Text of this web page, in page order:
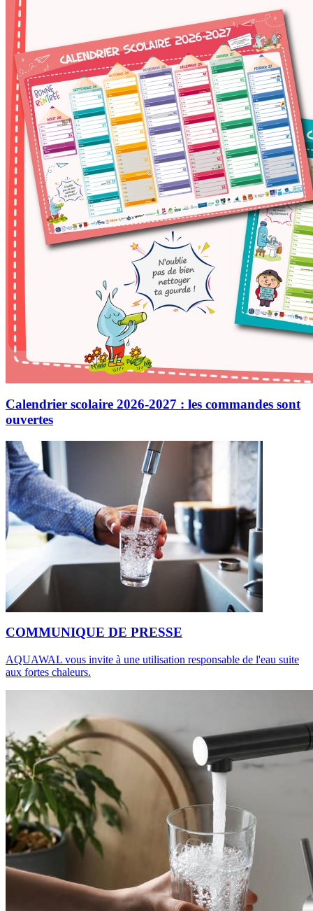
Calendrier scolaire 2026-2027 : les commandes sont
ouvertes
COMMUNIQUE DE PRESSE
AQUAWAL vous invite à une utilisation responsable de l'eau suite
aux fortes chaleurs.